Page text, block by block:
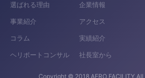
選ばれる理由 企業情報
事業紹介 アクセス
コラム 実績紹介
ヘリポートコンサル 社長室から
Copyright © 2018 AERO FACILITY